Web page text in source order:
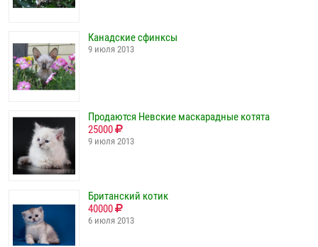
Канадские сфинксы
9 июля 2013
Продаются Невские маскарадные котята
25000
9 июля 2013
Британский котик
40000
6 июля 2013